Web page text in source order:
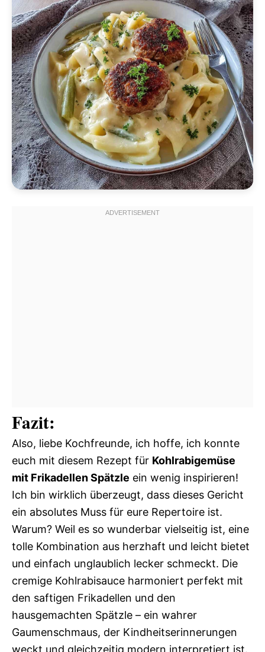
Fazit:
Also, liebe Kochfreunde, ich hoffe, ich konnte
euch mit diesem Rezept für Kohlrabigemüse
mit Frikadellen Spätzle ein wenig inspirieren!
Ich bin wirklich überzeugt, dass dieses Gericht
ein absolutes Muss für eure Repertoire ist.
Warum? Weil es so wunderbar vielseitig ist, eine
tolle Kombination aus herzhaft und leicht bietet
und einfach unglaublich lecker schmeckt. Die
cremige Kohlrabisauce harmoniert perfekt mit
den saftigen Frikadellen und den
hausgemachten Spätzle – ein wahrer
Gaumenschmaus, der Kindheitserinnerungen
weckt und gleichzeitig modern interpretiert ist.